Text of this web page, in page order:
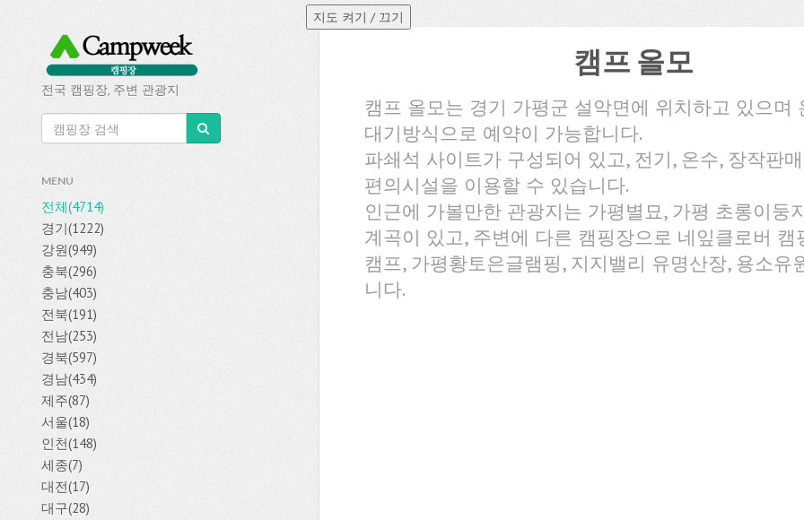
전국 캠핑장, 주변 관광지
MENU
전체(4714)
경기(1222)
강원(949)
충북(296)
충남(403)
전북(191)
전남(253)
경북(597)
경남(434)
제주(87)
서울(18)
인천(148)
세종(7)
대전(17)
대구(28)
캠프 올모
캠프 올모는 경기 가평군 설악면에 위치하고 있으며
대기방식으로 예약이 가능합니다.
파쇄석 사이트가 구성되어 있고, 전기, 온수, 장작판
편의시설을 이용할 수 있습니다.
인근에 가볼만한 관광지는 가평별묘, 가평 초롱이둥
계곡이 있고, 주변에 다른 캠핑장으로 네잎클로버 캠
캠프, 가평황토은글램핑, 지지밸리 유명산장, 용소유
니다.